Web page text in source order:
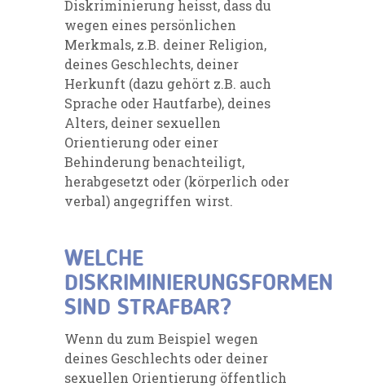
Diskriminierung heisst, dass du
wegen eines persönlichen
Merkmals, z.B. deiner Religion,
deines Geschlechts, deiner
Herkunft (dazu gehört z.B. auch
Sprache oder Hautfarbe), deines
Alters, deiner sexuellen
Orientierung oder einer
Behinderung benachteiligt,
herabgesetzt oder (körperlich oder
verbal) angegriffen wirst.
WELCHE
DISKRIMINIERUNGSFORMEN
SIND STRAFBAR?
Wenn du zum Beispiel wegen
deines Geschlechts oder deiner
sexuellen Orientierung öffentlich